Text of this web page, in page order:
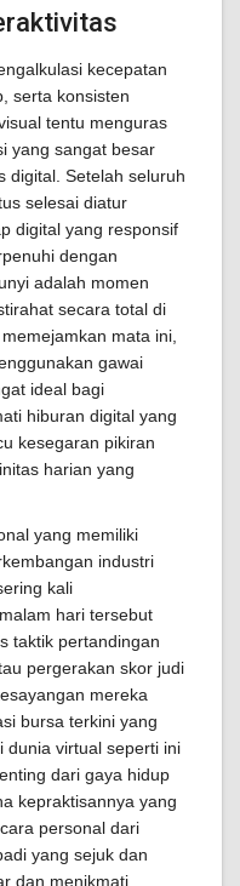
kecepatan
serta konsisten
tentu menguras
yang sangat besar
digital. Setelah seluruh
selesai diatur
digital yang responsif
dengan
adalah momen
secara total di
mata ini,
gawai
ideal bagi
hiburan digital yang
kesegaran pikiran
harian yang
yang memiliki
industri
kali
hari tersebut
taktik pertandingan
pergerakan skor judi
mereka
bursa terkini yang
dunia virtual seperti ini
dari gaya hidup
kepraktisannya yang
personal dari
yang sejuk dan
dan menikmati